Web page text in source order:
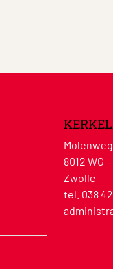
Molenweg
8012 WG
Zwolle
tel. 038